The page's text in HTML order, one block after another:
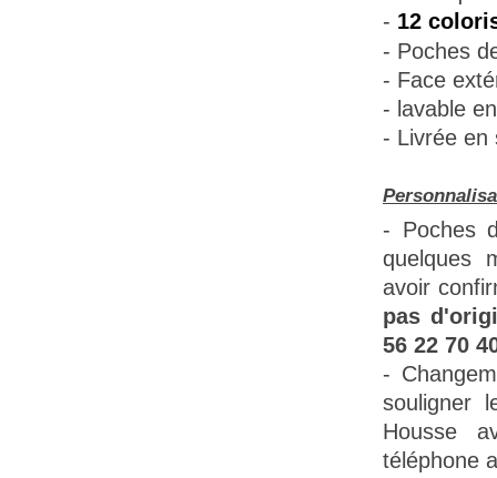
- 12
- Poches
- Face
- lavable
- Livrée en
- Poches
quelques
avoir
pas
56 22 70
-
souligner
Housse
téléphone